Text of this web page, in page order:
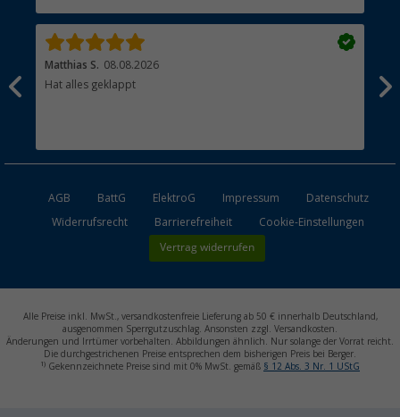
Matthias S. 08.08.2026
Hat alles geklappt
AGB BattG ElektroG Impressum
Datenschutz
Widerrufsrecht
Barrierefreiheit Cookie-Einstellungen
Vertrag widerrufen
Alle Preise inkl. MwSt., versandkostenfreie Lieferung ab 50 € innerhalb Deutschland,
ausgenommen Sperrgutzuschlag. Ansonsten zzgl. Versandkosten.
Änderungen und Irrtümer vorbehalten. Abbildungen ähnlich. Nur solange der Vorrat reicht.
Die durchgestrichenen Preise entsprechen dem bisherigen Preis bei Berger.
1) Gekennzeichnete Preise sind mit 0% MwSt. gemäß § 12 Abs. 3 Nr. 1 UStG